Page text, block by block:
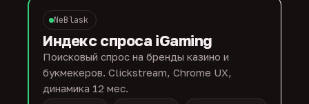
NeBlask
Индекс спроса iGaming
Поисковый спрос на бренды казино и
букмекеров. Clickstream, Chrome UX,
динамика 12 мес.